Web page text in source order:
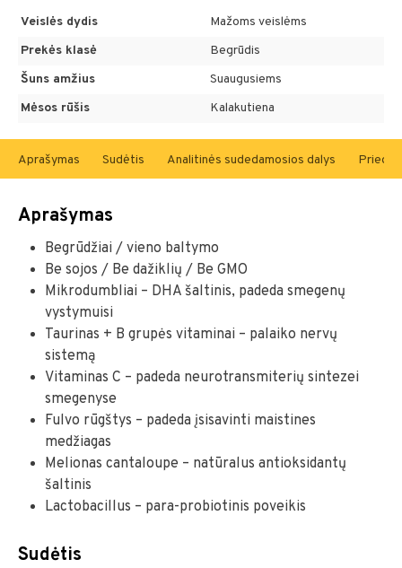
Veislės dydis
Mažoms veislėms
Prekės klasė
Begrūdis
Šuns amžius
Suaugusiems
Mėsos rūšis
Kalakutiena
Aprašymas Sudėtis Analitinės sudedamosios dalys Priedai
Aprašymas
Begrūdžiai / vieno baltymo
Be sojos / Be dažiklių / Be GMO
Mikrodumbliai – DHA šaltinis, padeda smegenų
vystymuisi
Taurinas + B grupės vitaminai – palaiko nervų
sistemą
Vitaminas C – padeda neurotransmiterių sintezei
smegenyse
Fulvo rūgštys – padeda įsisavinti maistines
medžiagas
Melionas cantaloupe – natūralus antioksidantų
šaltinis
Lactobacillus – para-probiotinis poveikis
Sudėtis